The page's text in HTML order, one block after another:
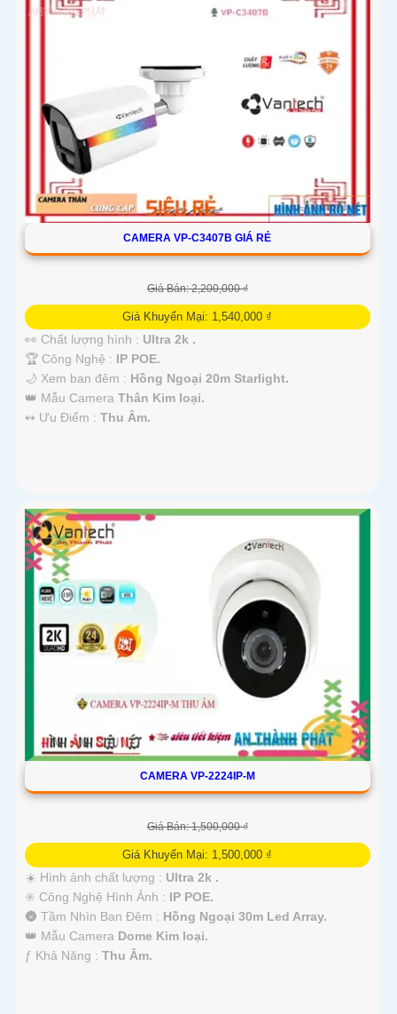
CAMERA VP-C3407B GIÁ RẺ
Giá Bán: 2,200,000 ₫
Giá Khuyến Mại: 1,540,000 ₫
👀 Chất lượng hình : Ultra 2k .
🏆 Công Nghệ : IP POE.
🌙 Xem ban đêm : Hồng Ngoại 20m Starlight.
👑 Mẫu Camera Thân Kim loại.
️↭ Ưu Điểm : Thu Âm.
CAMERA VP-2224IP-M
Giá Bán: 1,500,000 ₫
Giá Khuyến Mại: 1,500,000 ₫
☀️ Hình ảnh chất lượng : Ultra 2k .
✳️ Công Nghệ Hình Ảnh : IP POE.
🌚 Tầm Nhìn Ban Đêm : Hồng Ngoại 30m Led Array.
👑 Mẫu Camera Dome Kim loại.
️ƒ Khả Năng : Thu Âm.